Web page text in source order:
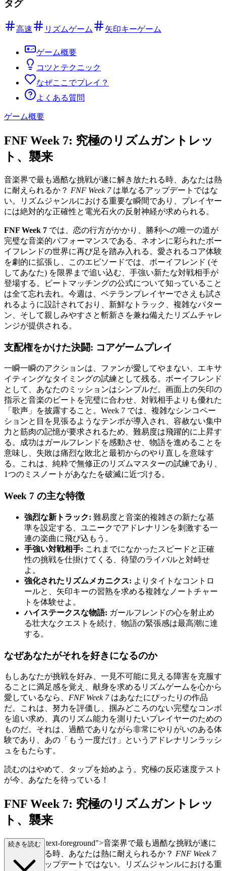
タグ
高速 リズムゲーム 矢印キーゲーム
ゲーム概要
コツとテクニック
なぜここでプレイ？
よくある質問
ゲーム概要
FNF Week 7: 究極のリズムガントレッ
ト、襲来
音楽界で最も過酷な挑戦が遂に解き放たれる時、あなたは熱
に耐えられるか？ FNF Week 7は単なるアップデートではな
い。リズムジャンルにおける重要な瞬間であり、プレイヤー
には絶対的な正確性と電光石火の反射神経が求められる。
FNF Week 7 では、恋の行方がかかり、勝利への唯一の道が
完璧な音楽的パフォーマンスである、ネオンに彩られたボー
イフレンドの世界に再び足を踏み入れる。愛されるコア体験
を劇的に拡張し、このエピソードでは、ボーイフレンド (そ
してあなた) を限界まで追い込む、手強い新たな対戦相手が
登場する。ビートマッチングの公式について知っていること
は全て忘れ去れ。今週は、ベテランプレイヤーでさえも試さ
れるように設計されており、新鮮なトラック、複雑なパター
ン、そして親しみやすさと斬新さを兼ね備えたリズムチャレ
ンジが提供される。
支配権をかけた決闘: コアゲームプレイ
一瞬一瞬のアクションは、ファンが愛してやまない、エキサ
イティングなタイミングの試練として残る。ボーイフレンド
として、あなたのミッションはシンプルだ。画面上の矢印の
指示と音楽のビートを完璧に合わせ、対戦相手よりも優れた
「歌声」を披露すること。Week 7 では、複雑なシンコペー
ションと目を見張るようなテンポが導入され、容赦ない集中
力と筋肉の記憶が要求されるため、難易度は飛躍的に上昇す
る。成功はガールフレンドを感動させ、物語を進めることを
意味し、失敗は痛烈な敗北と最初からのやり直しを意味す
る。これは、純粋で無修正のリズムマスターの試練であり、
1つのミスノートがあなたを破滅に近づける。
Week 7 の主な特徴
強烈な新トラック: 難易度と音楽的複雑さの新たな基
準を設定する、ユニークでアドレナリンを刺激する一
連の楽曲に飛び込もう。
手強い対戦相手: これまでになかったスピードと正確
性の挑戦を仕掛けてくる、待望のライバルと対峙せ
よ。
強化されたリズムメカニクス: よりタイトなコントロ
ールと、矢印キーの習熟を求める複雑なノートチャー
トを体験せよ。
ハイステークスな物語: ガールフレンドの心を射止め
る壮大なクエストを続け、物語の緊張感は最高潮に達
する。
なぜあなたがそれを好きになるのか
もしあなたが挑戦を好み、一見不可能に見える障害を克服す
ることに満足感を覚え、献身を求めるリズムゲームを心から
愛しているなら、 FNF Week 7はあなたにぴったりの作品
だ。これは、努力を評価し、掴みどころのない完璧なコンボ
を追い求め、真のリズム能力を測りたいプレイヤーのための
ものだ。それは、過酷でありながら非常にやりがいのある体
験であり、あの「もう一度だけ」というアドレナリンラッシ
ュをもたらす。
読むのはやめて、タップを始めよう。究極の反応速度テスト
が今、あなたを待っている！
FNF Week 7: 究極のリズムガントレッ
ト、襲来
class="mb-4 text-foreground">音楽界で最も過酷な挑戦が遂に
解き放たれる時、あなたは熱に耐えられるか？ FNF Week 7
は単なるアップデートではない。リズムジャンルにおける重
続きを読む